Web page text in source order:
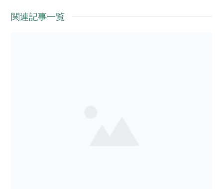
関連記事一覧